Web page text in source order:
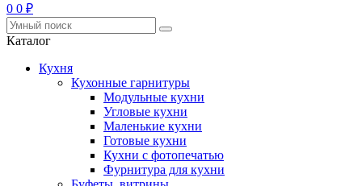
0 0 ₽
Каталог
Кухня
Кухонные гарнитуры
Модульные кухни
Угловые кухни
Маленькие кухни
Готовые кухни
Кухни с фотопечатью
Фурнитура для кухни